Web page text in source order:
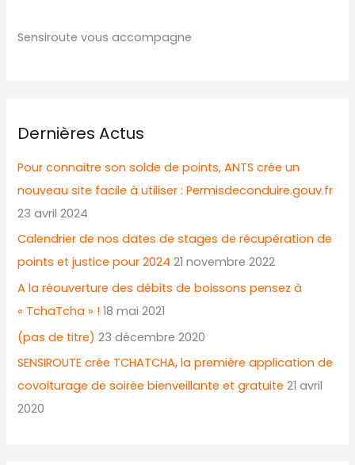
Sensiroute vous accompagne
Dernières Actus
Pour connaitre son solde de points, ANTS crée un
nouveau site facile à utiliser : Permisdeconduire.gouv.fr
23 avril 2024
Calendrier de nos dates de stages de récupération de
points et justice pour 2024 21 novembre 2022
A la réouverture des débits de boissons pensez à
« TchaTcha » ! 18 mai 2021
(pas de titre) 23 décembre 2020
SENSIROUTE crée TCHATCHA, la première application de
covoiturage de soirée bienveillante et gratuite 21 avril
2020